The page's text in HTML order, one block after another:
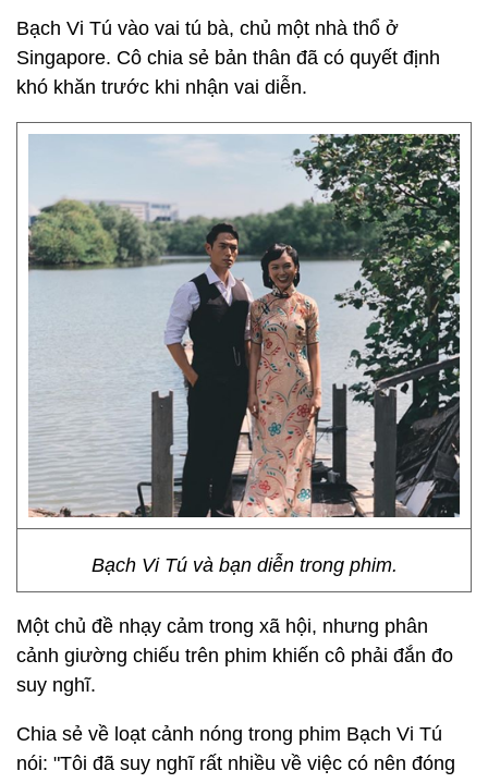
Bạch Vi Tú vào vai tú bà, chủ một nhà thổ ở
Singapore. Cô chia sẻ bản thân đã có quyết định
khó khăn trước khi nhận vai diễn.
Bạch Vi Tú và bạn diễn trong phim.
Một chủ đề nhạy cảm trong xã hội, nhưng phân
cảnh giường chiếu trên phim khiến cô phải đắn đo
suy nghĩ.
Chia sẻ về loạt cảnh nóng trong phim Bạch Vi Tú
nói: "Tôi đã suy nghĩ rất nhiều về việc có nên đóng